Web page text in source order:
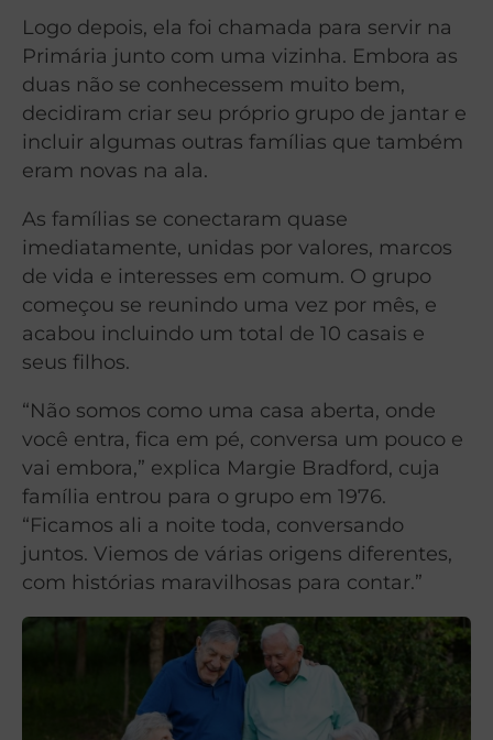
Logo depois, ela foi chamada para servir na
Primária junto com uma vizinha. Embora as
duas não se conhecessem muito bem,
decidiram criar seu próprio grupo de jantar e
incluir algumas outras famílias que também
eram novas na ala.
As famílias se conectaram quase
imediatamente, unidas por valores, marcos
de vida e interesses em comum. O grupo
começou se reunindo uma vez por mês, e
acabou incluindo um total de 10 casais e
seus filhos.
“Não somos como uma casa aberta, onde
você entra, fica em pé, conversa um pouco e
vai embora,” explica Margie Bradford, cuja
família entrou para o grupo em 1976.
“Ficamos ali a noite toda, conversando
juntos. Viemos de várias origens diferentes,
com histórias maravilhosas para contar.”